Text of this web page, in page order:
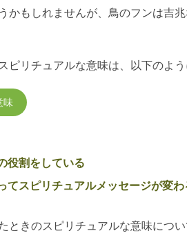
かもしれませんが、鳥のフンは吉
ピリチュアルな意味は、以下のよう
味
役割をしている
てスピリチュアルメッセージが変わ
ときのスピリチュアルな意味につ